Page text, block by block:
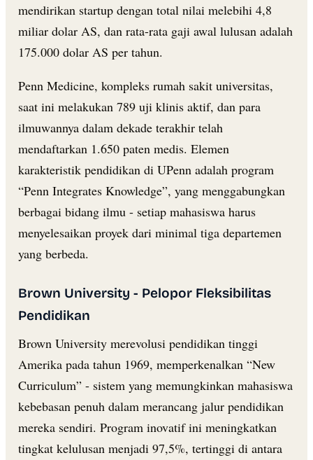
mendirikan startup dengan total nilai melebihi 4,8
miliar dolar AS, dan rata-rata gaji awal lulusan adalah
175.000 dolar AS per tahun.
Penn Medicine, kompleks rumah sakit universitas,
saat ini melakukan 789 uji klinis aktif, dan para
ilmuwannya dalam dekade terakhir telah
mendaftarkan 1.650 paten medis. Elemen
karakteristik pendidikan di UPenn adalah program
“Penn Integrates Knowledge”, yang menggabungkan
berbagai bidang ilmu - setiap mahasiswa harus
menyelesaikan proyek dari minimal tiga departemen
yang berbeda.
Brown University - Pelopor Fleksibilitas
Pendidikan
Brown University merevolusi pendidikan tinggi
Amerika pada tahun 1969, memperkenalkan “New
Curriculum” - sistem yang memungkinkan mahasiswa
kebebasan penuh dalam merancang jalur pendidikan
mereka sendiri. Program inovatif ini meningkatkan
tingkat kelulusan menjadi 97,5%, tertinggi di antara